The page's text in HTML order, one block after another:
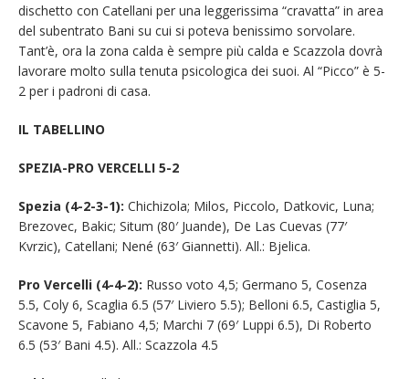
dischetto con Catellani per una leggerissima “cravatta” in area
del subentrato Bani su cui si poteva benissimo sorvolare.
Tant’è, ora la zona calda è sempre più calda e Scazzola dovrà
lavorare molto sulla tenuta psicologica dei suoi. Al “Picco” è 5-
2 per i padroni di casa.
IL TABELLINO
SPEZIA-PRO VERCELLI 5-2
Spezia (4-2-3-1): Chichizola; Milos, Piccolo, Datkovic, Luna;
Brezovec, Bakic; Situm (80′ Juande), De Las Cuevas (77′
Kvrzic), Catellani; Nené (63′ Giannetti). All.: Bjelica.
Pro Vercelli (4-4-2): Russo voto 4,5; Germano 5, Cosenza
5.5, Coly 6, Scaglia 6.5 (57′ Liviero 5.5); Belloni 6.5, Castiglia 5,
Scavone 5, Fabiano 4,5; Marchi 7 (69′ Luppi 6.5), Di Roberto
6.5 (53′ Bani 4.5). All.: Scazzola 4.5